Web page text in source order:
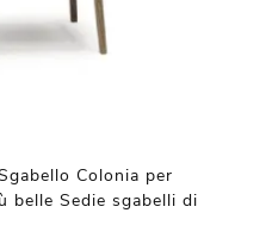
Colonia per
belle Sedie sgabelli di